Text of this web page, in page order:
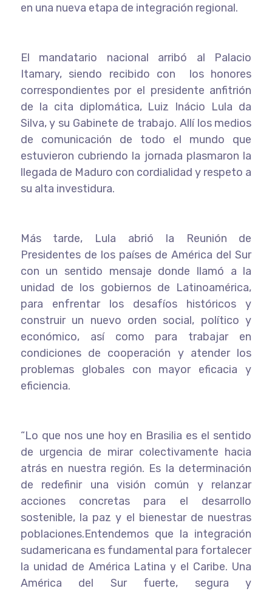
en una nueva etapa de integración regional.
El mandatario nacional arribó al Palacio
Itamary, siendo recibido con los honores
correspondientes por el presidente anfitrión
de la cita diplomática, Luiz Inácio Lula da
Silva, y su Gabinete de trabajo. Allí los medios
de comunicación de todo el mundo que
estuvieron cubriendo la jornada plasmaron la
llegada de Maduro con cordialidad y respeto a
su alta investidura.
Más tarde, Lula abrió la Reunión de
Presidentes de los países de América del Sur
con un sentido mensaje donde llamó a la
unidad de los gobiernos de Latinoamérica,
para enfrentar los desafíos históricos y
construir un nuevo orden social, político y
económico, así como para trabajar en
condiciones de cooperación y atender los
problemas globales con mayor eficacia y
eficiencia.
“Lo que nos une hoy en Brasilia es el sentido
de urgencia de mirar colectivamente hacia
atrás en nuestra región. Es la determinación
de redefinir una visión común y relanzar
acciones concretas para el desarrollo
sostenible, la paz y el bienestar de nuestras
poblaciones.Entendemos que la integración
sudamericana es fundamental para fortalecer
la unidad de América Latina y el Caribe. Una
América del Sur fuerte, segura y